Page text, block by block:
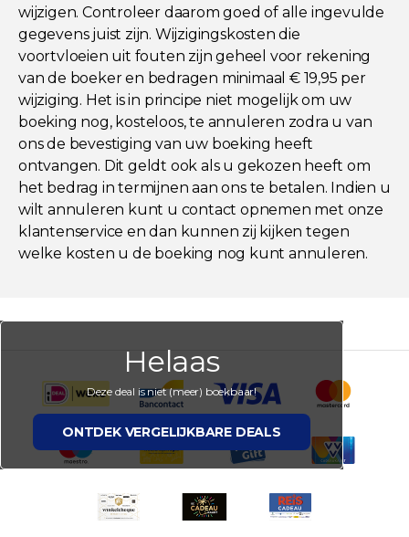
wijzigen. Controleer daarom goed of alle ingevulde
gegevens juist zijn. Wijzigingskosten die
voortvloeien uit fouten zijn geheel voor rekening
van de boeker en bedragen minimaal € 19,95 per
wijziging. Het is in principe niet mogelijk om uw
boeking nog, kosteloos, te annuleren zodra u van
ons de bevestiging van uw boeking heeft
ontvangen. Dit geldt ook als u gekozen heeft om
het bedrag in termijnen aan ons te betalen. Indien u
wilt annuleren kunt u contact opnemen met onze
klantenservice en dan kunnen zij kijken tegen
welke kosten u de boeking nog kunt annuleren.
Helaas
Deze deal is niet (meer) boekbaar!
ONTDEK VERGELIJKBARE DEALS